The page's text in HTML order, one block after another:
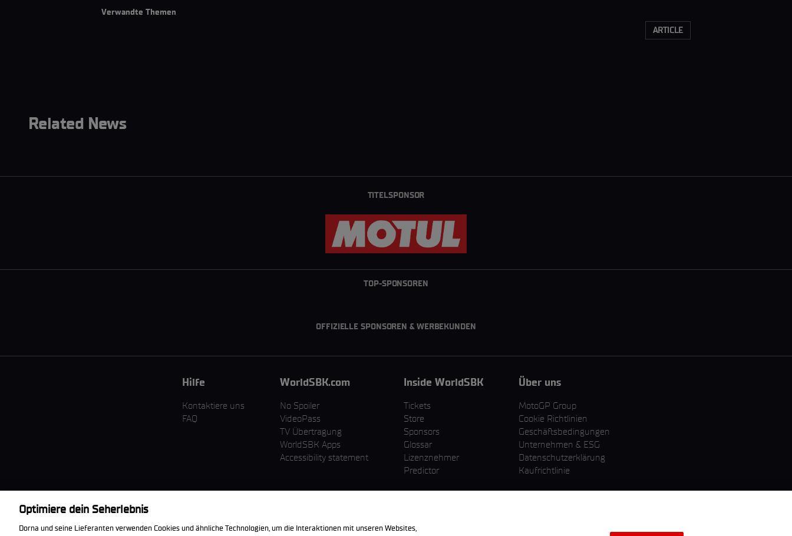
Verwandte Themen
ARTICLE
Related News
TITELSPONSOR
TOP-SPONSOREN
OFFIZIELLE SPONSOREN & WERBEKUNDEN
Hilfe
Kontaktiere uns
FAQ
WorldSBK.com
No Spoiler
VideoPass
TV Übertragung
WorldSBK Apps
Accessibility statement
Inside WorldSBK
Tickets
Store
Sponsors
Glossar
Lizenznehmer
Predictor
Über uns
MotoGP Group
Cookie Richtlinien
Geschäftsbedingungen
Unternehmen & ESG
Datenschutzerklärung
Kaufrichtlinie
Die offizielle
Optimiere dein Seherlebnis
Dorna und seine Lieferanten verwenden Cookies und ähnliche Technologien, um die Interaktionen mit unseren Websites,